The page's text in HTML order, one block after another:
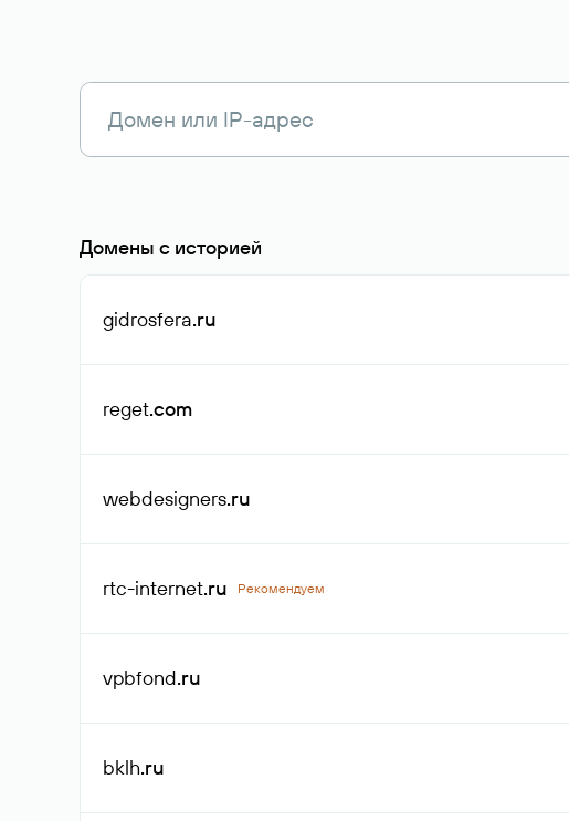
Домены с историей
gidrosfera.ru
reget.com
webdesigners.ru
rtc-internet.ru Рекомендуем
vpbfond.ru
bklh.ru